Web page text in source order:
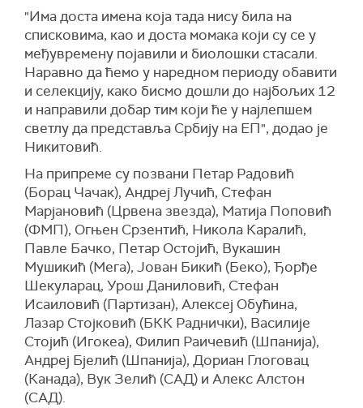
"Има доста имена која тада нису била на
списковима, као и доста момака који су се у
међувремену појавили и биолошки стасали.
Наравно да ћемо у наредном периоду обавити
и селекцију, како бисмо дошли до најбољих 12
и направили добар тим који ће у најлепшем
светлу да представља Србију на ЕП", додао је
Никитовић.
На припреме су позвани Петар Радовић
(Борац Чачак), Андреј Лучић, Стефан
Марјановић (Црвена звезда), Матија Поповић
(ФМП), Огњен Срзентић, Никола Каралић,
Павле Бачко, Петар Остојић, Вукашин
Мушикић (Мега), Јован Бикић (Беко), Ђорђе
Шекуларац, Урош Даниловић, Стефан
Исаиловић (Партизан), Алексеј Обућина,
Лазар Стојковић (БКК Раднички), Василије
Стојић (Игокеа), Филип Раичевић (Шпанија),
Андреј Бјелић (Шпанија), Дориан Глоговац
(Канада), Вук Зелић (САД) и Алекс Алстон
(САД).